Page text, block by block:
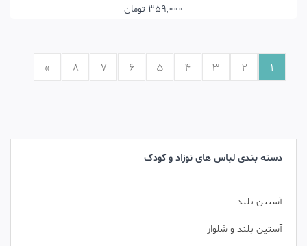
دسته بندی لباس های نوزاد و کودک
آستین بلند
آستین بلند و شلوار
359,000 تومان
1
2
3
4
5
6
7
8
»